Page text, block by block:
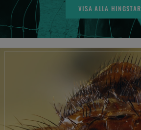
VISA ALLA HINGSTAR